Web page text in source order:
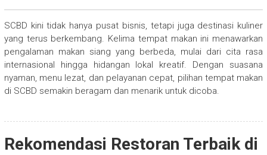
SCBD kini tidak hanya pusat bisnis, tetapi juga destinasi kuliner
yang terus berkembang. Kelima tempat makan ini menawarkan
pengalaman makan siang yang berbeda, mulai dari cita rasa
internasional hingga hidangan lokal kreatif. Dengan suasana
nyaman, menu lezat, dan pelayanan cepat, pilihan tempat makan
di SCBD semakin beragam dan menarik untuk dicoba.
Rekomendasi Restoran Terbaik di